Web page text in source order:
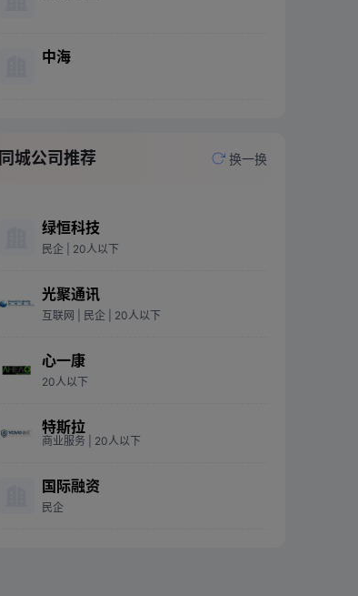
中海
同城公司推荐 换一换
绿恒科技
民企 | 20人以下
光聚通讯
互联网 | 民企 | 20人以下
心一康
20人以下
特斯拉
商业服务 | 20人以下
国际融资
民企